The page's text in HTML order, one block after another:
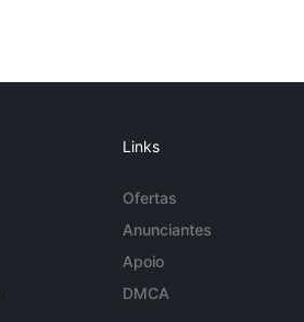
Links
Ofertas
Anunciantes
Apoio
DMCA